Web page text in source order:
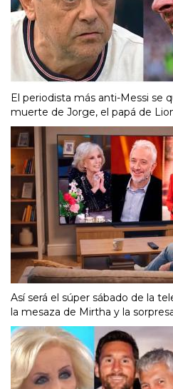
El periodista más anti-Messi se
muerte de Jorge, el papá de
Así será el súper sábado de la
la mesaza de Mirtha y la